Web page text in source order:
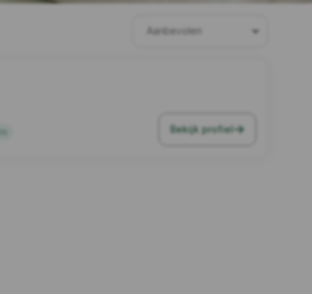
Bekijk profiel